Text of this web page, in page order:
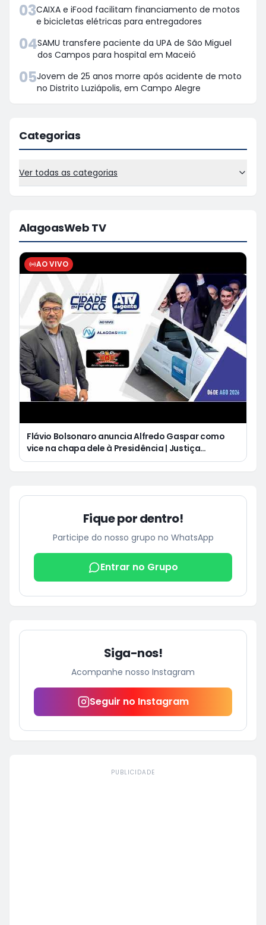
03CAIXA e iFood facilitam financiamento de motos
e bicicletas elétricas para entregadores
04SAMU transfere paciente da UPA de São Miguel
dos Campos para hospital em Maceió
05Jovem de 25 anos morre após acidente de moto
no Distrito Luziápolis, em Campo Alegre
Categorias
Ver todas as categorias
AlagoasWeb TV
AO VIVO
Flávio Bolsonaro anuncia Alfredo Gaspar como
vice na chapa dele à Presidência | Justiça
condena Equatorial a pagar R$ 3 mil a cliente que
Fique por dentro!
Participe do nosso grupo no WhatsApp
Entrar no Grupo
Siga-nos!
Acompanhe nosso Instagram
Seguir no Instagram
PUBLICIDADE